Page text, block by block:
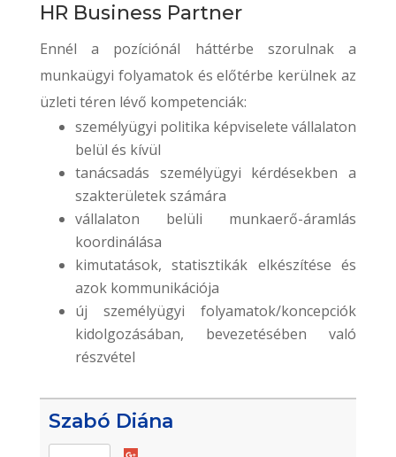
HR Business Partner
Ennél a pozíciónál háttérbe szorulnak a
munkaügyi folyamatok és előtérbe kerülnek az
üzleti téren lévő kompetenciák:
személyügyi politika képviselete vállalaton
belül és kívül
tanácsadás személyügyi kérdésekben a
szakterületek számára
vállalaton belüli munkaerő-áramlás
koordinálása
kimutatások, statisztikák elkészítése és
azok kommunikációja
új személyügyi folyamatok/koncepciók
kidolgozásában, bevezetésében való
részvétel
Szabó Diána